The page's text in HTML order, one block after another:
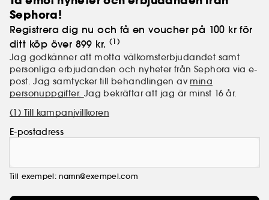
INKEY. Inget snack, bara bättre hud.
Sephora!
Registrera dig nu och få en voucher på 100 kr för
ditt köp över 899 kr. (1)
Jag godkänner att motta välkomsterbjudandet samt
personliga erbjudanden och nyheter från Sephora via e-
post. Jag samtycker till behandlingen av mina
personuppgifter. Jag bekräftar att jag är minst 16 år.
(1) Till kampanjvillkoren
E-postadress
Till exempel: namn@exempel.com